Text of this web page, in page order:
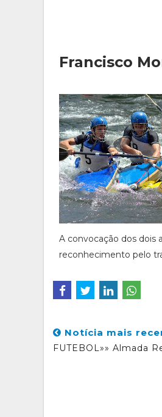
Francisco
A convocação dos
reconhecimento pelo
Notícia mais
FUTEBOL»» Almada